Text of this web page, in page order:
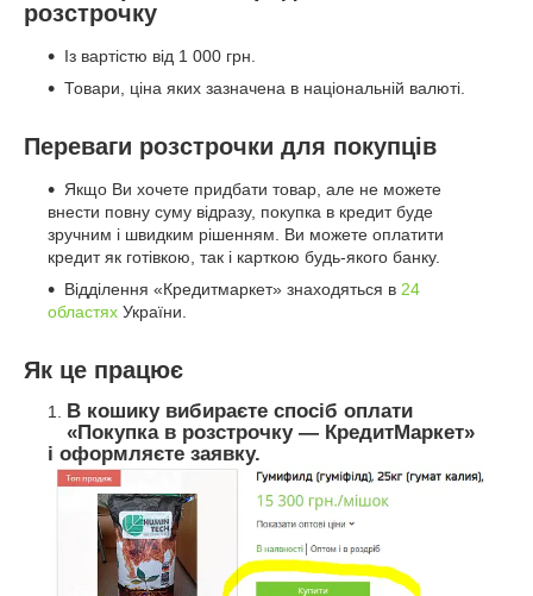
розстрочку
Із вартістю від 1 000 грн.
Товари, ціна яких зазначена в національній валюті.
Переваги розстрочки для покупців
Якщо Ви хочете придбати товар, але не можете
внести повну суму відразу, покупка в кредит буде
зручним і швидким рішенням. Ви можете оплатити
кредит як готівкою, так і карткою будь-якого банку.
Відділення «Кредитмаркет» знаходяться в 24
областях України.
Як це працює
В кошику вибираєте спосіб оплати
«Покупка в розстрочку — КредитМаркет»
і оформляєте заявку.